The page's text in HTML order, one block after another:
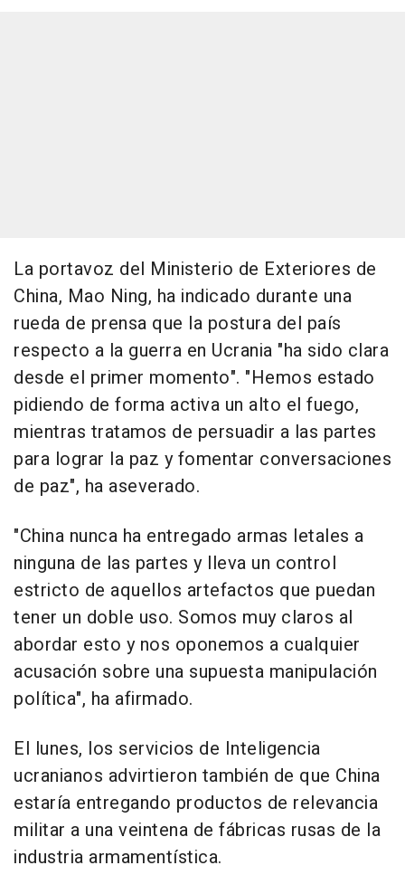
La portavoz del Ministerio de Exteriores de
China, Mao Ning, ha indicado durante una
rueda de prensa que la postura del país
respecto a la guerra en Ucrania "ha sido clara
desde el primer momento". "Hemos estado
pidiendo de forma activa un alto el fuego,
mientras tratamos de persuadir a las partes
para lograr la paz y fomentar conversaciones
de paz", ha aseverado.
"China nunca ha entregado armas letales a
ninguna de las partes y lleva un control
estricto de aquellos artefactos que puedan
tener un doble uso. Somos muy claros al
abordar esto y nos oponemos a cualquier
acusación sobre una supuesta manipulación
política", ha afirmado.
El lunes, los servicios de Inteligencia
ucranianos advirtieron también de que China
estaría entregando productos de relevancia
militar a una veintena de fábricas rusas de la
industria armamentística.